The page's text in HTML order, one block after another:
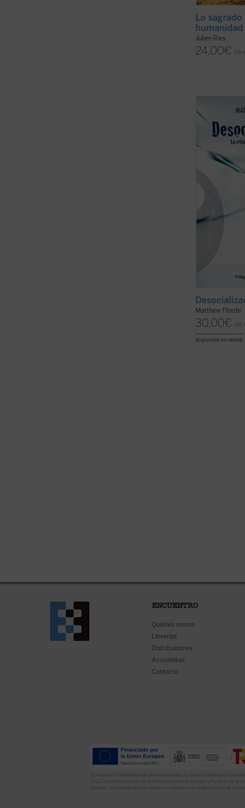
Lo
humanidad
Julien Ries
24,00€ IVA
La dinámica
sociedad
vínculos. Esta
analizada en
en este libro,
sus
(ver ficha)
Matthew Fforde
30,00€ IVA
disponible en ebook:
ENCUENTRO
Quiénes somos
Librerías
Distribuidores
Accionistas
Contacto
El proyecto “Implementación de herramientas de Gestión Editorial en
2022” ha sido financiado por la Dirección General del Libro y Fomento de la
Deporte. La finalidad de este apoyo es contribuir a la modernización de